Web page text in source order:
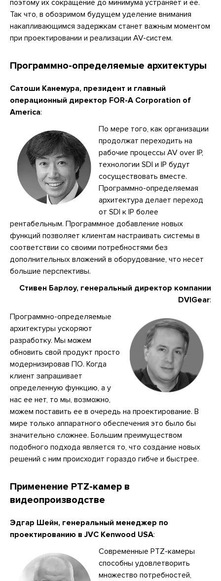
поэтому их сокращение до минимума устраняет и ее.
Так что, в обозримом будущем уделение внимания
накапливающимся задержкам станет важным моментом
при проектировании и реализации AV-систем.
Программно-определяемые архитектуры
Сатоши Канемура, президент и главный
операционный директор FOR-A Corporation of
America:
По мере того, как организации
продолжат переходить на
рабочие процессы AV over IP,
технологии SDI и IP будут
сосуществовать вместе.
Программно-определяемая
архитектура делает переход
от SDI к IP более
рентабельным. Программное добавление новых
функций позволяет клиентам настраивать системы в
соответствии со своими потребностями без
дополнительных вложений в оборудование, что несет
большие перспективы.
Стивен Барлоу, генеральный директор компании
DVIGear:
Программно-определяемые
архитектуры ускоряют
разработку. Мы можем
обновить свой продукт просто
модернизировав ПО. Когда
клиент запрашивает
определенную функцию, а у
нас ее нет, то мы, возможно,
можем поставить ее в очередь на проектирование. В
мире только аппаратного обеспечения это было бы
значительно сложнее. Большим преимуществом
подобного подхода является то, что создание новых
решений с ним происходит гораздо гибче и быстрее.
Применение PTZ-камер в
видеопроизводстве
Эдгар Шейн, генеральный менеджер по
проектированию в JVC Kenwood USA:
Современные PTZ-камеры
способны удовлетворить
множество потребностей,